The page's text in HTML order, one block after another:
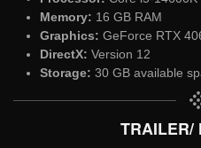
Memory: 16 GB RAM
Graphics: GeForce RTX
DirectX: Version 12
Storage: 30 GB available
TRAILER/